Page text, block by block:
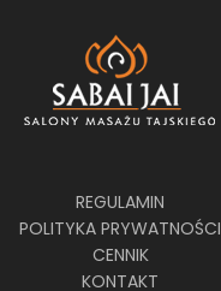
REGULAMIN
POLITYKA PRYWATNOŚCI
CENNIK
KONTAKT